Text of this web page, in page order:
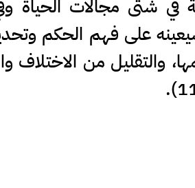
في شتى مجالات
على فهم الحكم
والتقليل من